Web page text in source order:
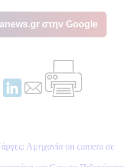
στην Google
Αμηχανία on camera σε